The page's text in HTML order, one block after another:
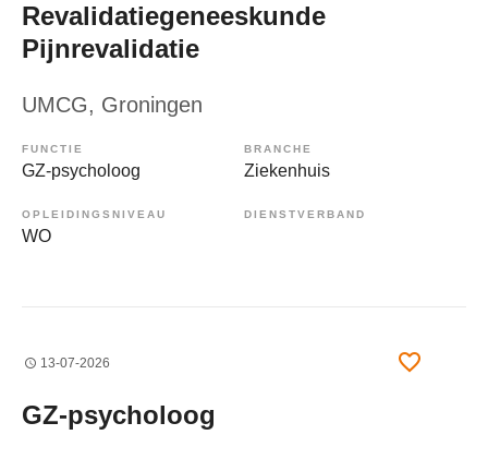
Revalidatiegeneeskunde
Pijnrevalidatie
UMCG, Groningen
FUNCTIE
GZ-psycholoog
BRANCHE
Ziekenhuis
OPLEIDINGSNIVEAU
WO
DIENSTVERBAND
13-07-2026
GZ-psycholoog